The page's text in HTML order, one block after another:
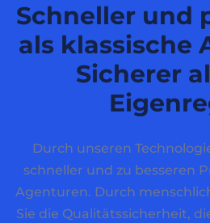
Schneller und
als klassische
Sicherer
Durch unseren
schneller und zu besseren
Agenturen. Durch
Sie die Qualitätssicherheit,